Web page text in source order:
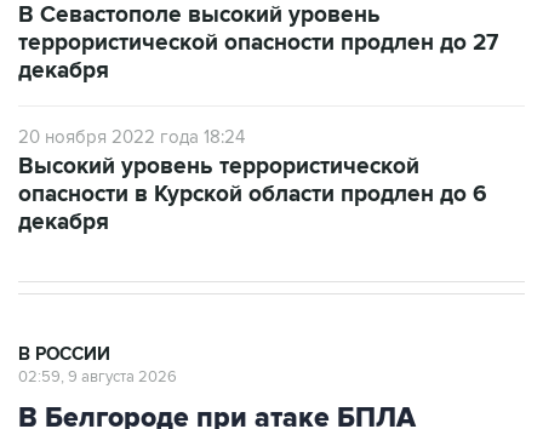
В Севастополе высокий уровень
террористической опасности продлен до 27
декабря
20 ноября 2022 года 18:24
Высокий уровень террористической
опасности в Курской области продлен до 6
декабря
В РОССИИ
02:59, 9 августа 2026
В Белгороде при атаке БПЛА